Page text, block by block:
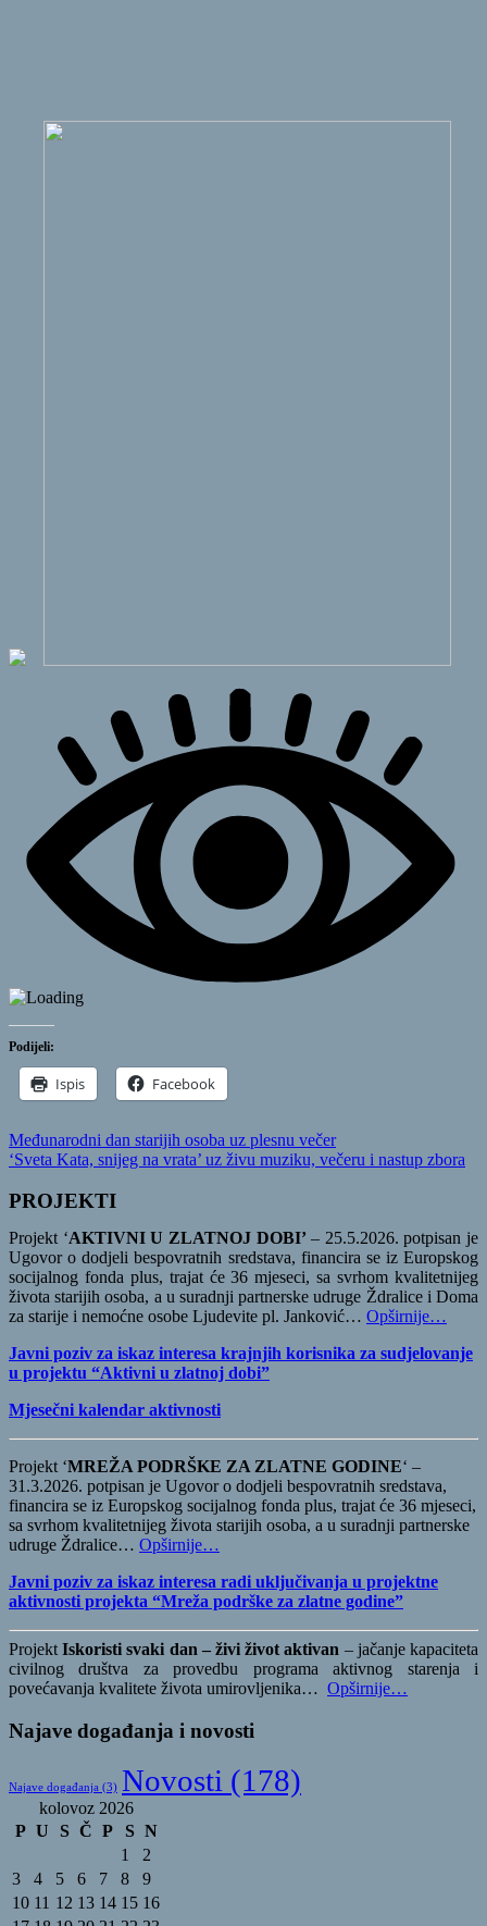
Podijeli:
Ispis Facebook
Navigacija
objava
Previous
Post:
Međunarodni dan starijih osoba uz plesnu večer
Next
‘Sveta Kata, snijeg na vrata’ uz živu muziku, večeru i nastup zbora
PROJEKTI
Projekt ‘AKTIVNI U ZLATNOJ DOBI’– 25.5.2026. potpisan je
Ugovor o dodjeli bespovratnih sredstava, financira se iz Europskog
socijalnog fonda plus, trajat će 36 mjeseci, sa svrhom kvalitetnijeg
života starijih osoba, a u suradnji partnerske udruge Ždralice i Doma
za starije i nemoćne osobe Ljudevite pl. Janković… Opširnije…
Javni poziv za iskaz interesa krajnjih korisnika za sudjelovanje
u projektu “Aktivni u zlatnoj dobi”
Mjesečni kalendar aktivnosti
Projekt ‘MREŽA PODRŠKE ZA ZLATNE GODINE‘ –
31.3.2026. potpisan je Ugovor o dodjeli bespovratnih sredstava,
financira se iz Europskog socijalnog fonda plus, trajat će 36 mjeseci,
sa svrhom kvalitetnijeg života starijih osoba, a u suradnji partnerske
udruge Ždralice… Opširnije…
Javni poziv za iskaz interesa radi uključivanja u projektne
aktivnosti projekta “Mreža podrške za zlatne godine”
ProjektIskoristi svaki dan – živi život aktivan – jačanje kapaciteta
civilnog društva za provedbu programa aktivnog starenja i
povećavanja kvalitete života umirovljenika… Opširnije…
Najave događanja i novosti
Najave događanja (3) Novosti (178)
kolovoz 2026
P U S Č P S N
1
2
3
4 5 6 7 8
9
10 11 12 13 14 15 16